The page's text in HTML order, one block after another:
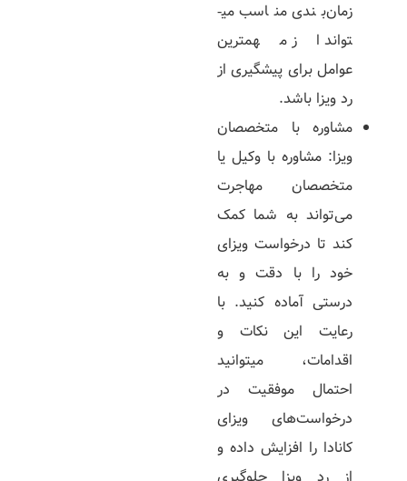
زمان‌­بندی مناسب می­
تواند از مهم­ترین
عوامل برای پیشگیری از
رد ویزا باشد.
مشاوره با متخصصان
ویزا: مشاوره با وکیل یا
متخصصان مهاجرت
می‌تواند به شما کمک
کند تا درخواست ویزای
خود را با دقت و به
درستی آماده کنید. با
رعایت این نکات و
اقدامات، می­توانید
احتمال موفقیت در
درخواست­‌های ویزای
کانادا را افزایش داده و